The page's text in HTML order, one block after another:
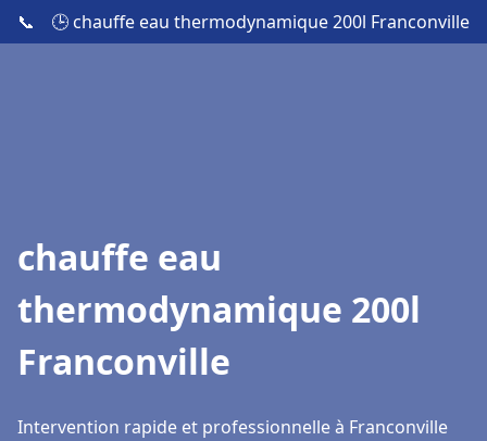
📞 🕒 chauffe eau thermodynamique 200l Franconville
chauffe eau
thermodynamique 200l
Franconville
Intervention rapide et professionnelle à Franconville